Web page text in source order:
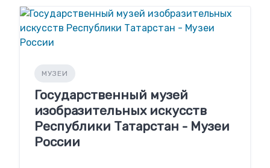
МУЗЕИ
Государственный музей
изобразительных искусств
Республики Татарстан - Музеи
России